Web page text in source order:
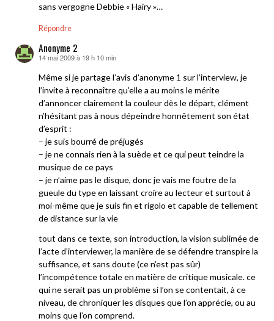
sans vergogne Debbie « Hairy »…
Répondre
Anonyme 2
dit :
14 mai 2009 à 19 h 10 min
Même si je partage l’avis d’anonyme 1 sur l’interview, je
l’invite à reconnaître qu’elle a au moins le mérite
d’annoncer clairement la couleur dès le départ, clément
n’hésitant pas à nous dépeindre honnêtement son état
d’esprit :
– je suis bourré de préjugés
– je ne connais rien à la suède et ce qui peut teindre la
musique de ce pays
– je n’aime pas le disque, donc je vais me foutre de la
gueule du type en laissant croire au lecteur et surtout à
moi-même que je suis fin et rigolo et capable de tellement
de distance sur la vie
tout dans ce texte, son introduction, la vision sublimée de
l’acte d’interviewer, la manière de se défendre transpire la
suffisance, et sans doute (ce n’est pas sûr)
l’incompétence totale en matière de critique musicale. ce
qui ne serait pas un problème si l’on se contentait, à ce
niveau, de chroniquer les disques que l’on apprécie, ou au
moins que l’on comprend.